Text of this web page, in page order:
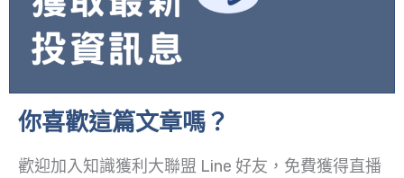
你喜歡這篇文章嗎？
歡迎加入知識獲利大聯盟 Line 好友，免費獲得直播